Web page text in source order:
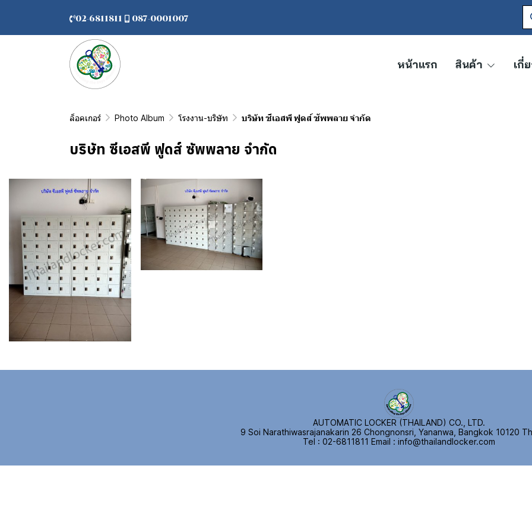
02-6811811 087-0001007
หน้าแรก สินค้า เกี่
ล็อคเกอร์ Photo Album โรงงาน-บริษัท บริษัท ซีเอสพี ฟูดส์ ซัพพลาย จำกัด
บริษัท ซีเอสพี ฟูดส์ ซัพพลาย จำกัด
AUTOMATIC LOCKER (THAILAND) CO., LTD.
9 Soi Narathiwasrajanakarin 26 Chongnonsri, Yananwa, Bangkok 10120
Tel : 02-6811811 Email : info@thailandlocker.com